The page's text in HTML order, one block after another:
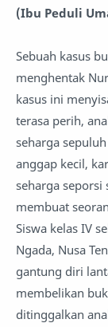
(Ibu Peduli
Sebuah kasus
menghentak
kasus ini
terasa perih,
seharga
anggap kecil,
seharga seporsi
membuat
Siswa kelas IV
Ngada, Nusa
gantung diri
membelikan
ditinggalkan